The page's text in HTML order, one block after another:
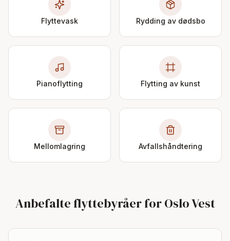
Flyttevask Rydding av dødsbo
Pianoflytting Flytting av kunst
Mellomlagring Avfallshåndtering
Anbefalte flyttebyråer for Oslo Vest